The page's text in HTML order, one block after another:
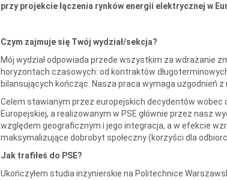
przy projekcie łączenia rynków energii elektrycznej w
Czym zajmuje się Twój wydział/sekcja?
Mój wydział odpowiada przede wszystkim za wdrażanie
horyzontach czasowych: od kontraktów
bilansujących kończąc. Nasza praca wymaga uzgodnień
Celem stawianym przez europejskich decydentów wobec
Europejskiej, a realizowanym w PSE głównie przez nasz
względem geograficznym i jego integracja, a w efekcie
maksymalizujące dobrobyt społeczny (korzyści dla
Jak trafiłeś do PSE?
Ukończyłem studia inżynierskie na Politechnice